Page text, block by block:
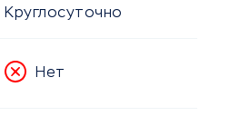
Круглосуточно
Нет